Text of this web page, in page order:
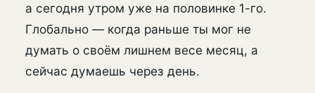
а сегодня утром уже на половинке 1-го.
Глобально — когда раньше ты мог не
думать о своём лишнем весе месяц, а
сейчас думаешь через день.